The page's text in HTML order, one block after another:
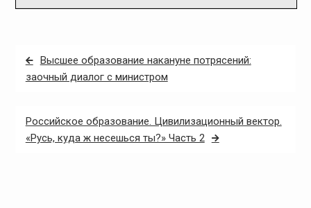
Навигация
по
Высшее образование накануне потрясений:
заочный диалог с министром
Российское образование. Цивилизационный вектор.
«Русь, куда ж несешься ты?» Часть 2